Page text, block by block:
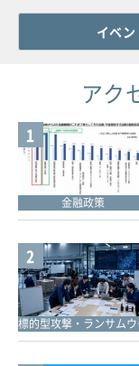
イベ
アク
1
金融政策
2
標